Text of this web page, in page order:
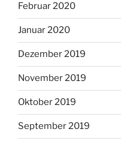
Februar 2020
Januar 2020
Dezember 2019
November 2019
Oktober 2019
September 2019